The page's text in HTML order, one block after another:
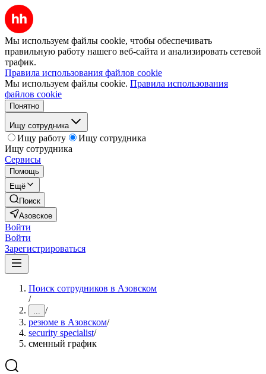
Мы используем файлы cookie, чтобы обеспечивать
правильную работу нашего веб-сайта и анализировать сетевой
трафик.
Правила использования файлов cookie
Мы используем файлы cookie. Правила использования
файлов cookie
Понятно
Ищу сотрудника
Ищу работу
Ищу сотрудника
Ищу сотрудника
Сервисы
Помощь
Ещё
Поиск
Азовское
Войти
Войти
Зарегистрироваться
Поиск сотрудников в Азовском
/
... /
резюме в Азовском/
security specialist/
сменный график